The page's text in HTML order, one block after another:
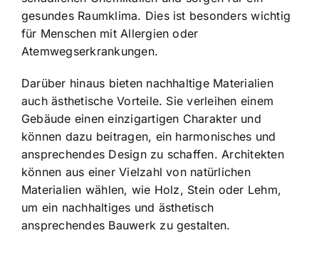
gesundes Raumklima. Dies ist besonders wichtig
für Menschen mit Allergien oder
Atemwegserkrankungen.
Darüber hinaus bieten nachhaltige Materialien
auch ästhetische Vorteile. Sie verleihen einem
Gebäude einen einzigartigen Charakter und
können dazu beitragen, ein harmonisches und
ansprechendes Design zu schaffen. Architekten
können aus einer Vielzahl von natürlichen
Materialien wählen, wie Holz, Stein oder Lehm,
um ein nachhaltiges und ästhetisch
ansprechendes Bauwerk zu gestalten.